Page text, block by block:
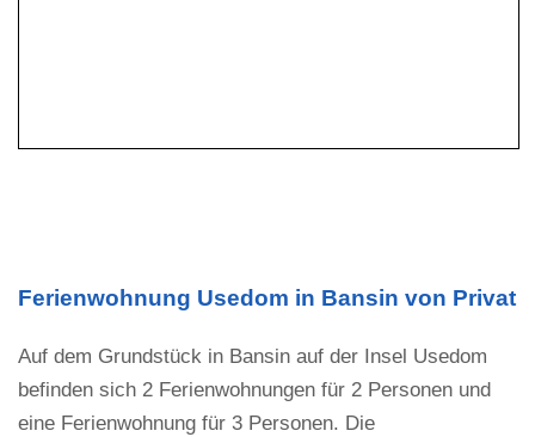
Ferienwohnung Usedom in Bansin von Privat
Auf dem Grundstück in Bansin auf der Insel Usedom
befinden sich 2 Ferienwohnungen für 2 Personen und
eine Ferienwohnung für 3 Personen. Die